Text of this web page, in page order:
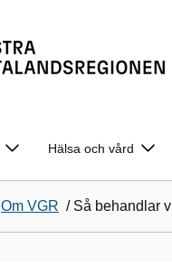
Hälsa och vård
Om VGR / Så behandlar